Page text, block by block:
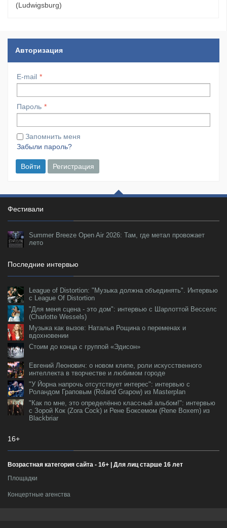
(Ludwigsburg)
Авторизация
E-mail
Пароль
Запомнить меня
Забыли пароль?
Войти Регистрация
Фестивали
Summer Breeze Open Air 2026: Там, где метал провожает
лето
Последние интервью
League of Distortion: "Музыка должна объединять". Интервью
с League Of Distortion
"Для меня сцена - это дом": интервью с Шарлоттой Весселс
(Charlotte Wessels)
Музыка как вызов: Наталья Рощина о переменах и
вдохновении
Стоим до конца с группой «Эдисон»
Евгений Леонович: о новом клипе, роли искусственного
интеллекта в творчестве и любимом городе
"У Йорна напрочь отсутствует интерес": интервью с
Роландом Граповым (Roland Grapow) из Masterplan
"Как по мне, это определённо классный альбом!": интервью
с Зорой Кок (Zora Cock) и Рене Боксемом (Rene Boxem) из
Blackbriar
16+
Возрастная категория сайта - 16+ | Для лиц старше 16 лет
Площадки
Концертные агенства